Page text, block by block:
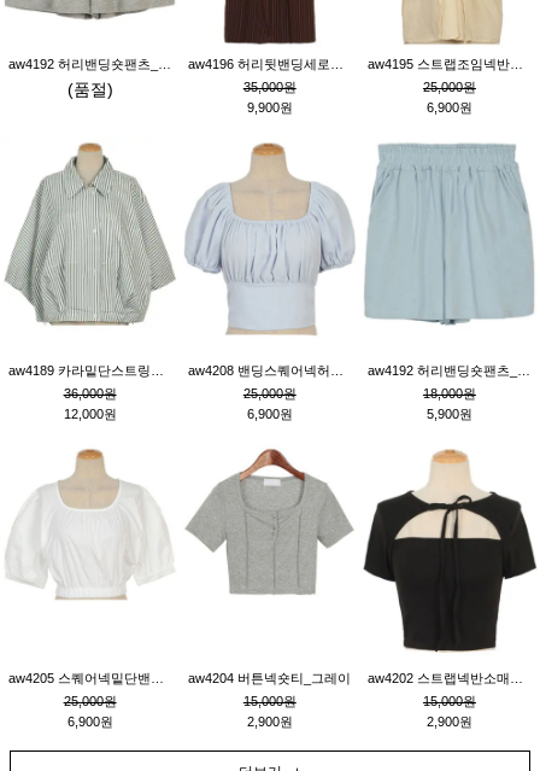
(품절)
35,000원
9,900원
25,000원
6,900원
36,000원
12,000원
25,000원
6,900원
18,000원
5,900원
25,000원
6,900원
aw4204 버튼넥숏티_그레이
15,000원
2,900원
15,000원
2,900원